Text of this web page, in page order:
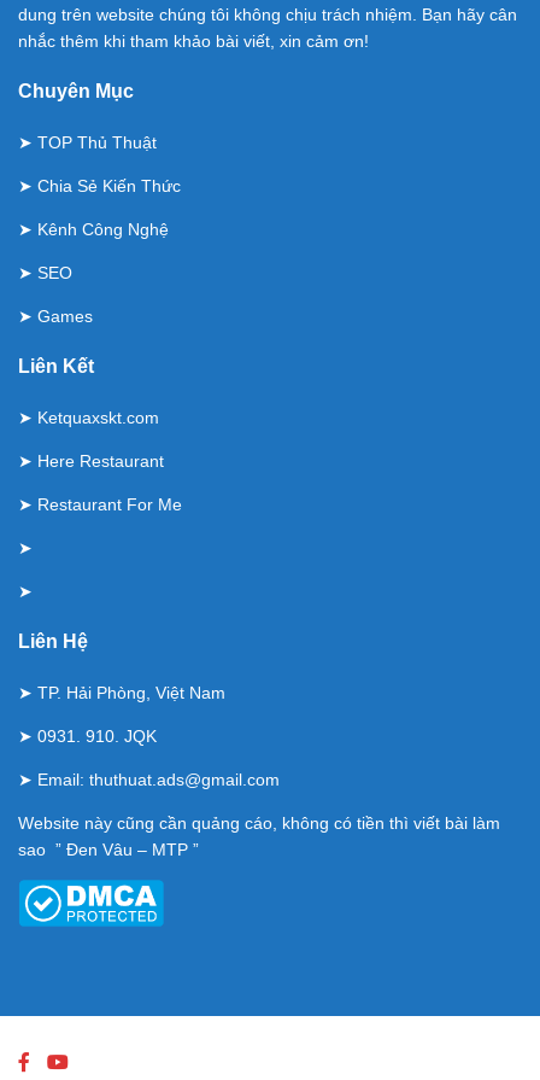
dung trên website chúng tôi không chịu trách nhiệm. Bạn hãy cân
nhắc thêm khi tham khảo bài viết, xin cảm ơn!
Chuyên Mục
➤ TOP Thủ Thuật
➤ Chia Sẻ Kiến Thức
➤ Kênh Công Nghệ
➤ SEO
➤ Games
Liên Kết
➤ Ketquaxskt.com
➤ Here Restaurant
➤ Restaurant For Me
➤
➤
Liên Hệ
➤ TP. Hải Phòng, Việt Nam
➤ 0931. 910. JQK
➤ Email: thuthuat.ads@gmail.com
Website này cũng cần quảng cáo, không có tiền thì viết bài làm
sao ” Đen Vâu – MTP ”